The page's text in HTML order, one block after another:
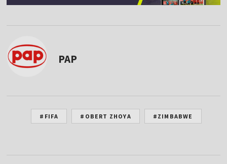
PAP
#FIFA #OBERT ZHOYA #ZIMBABWE